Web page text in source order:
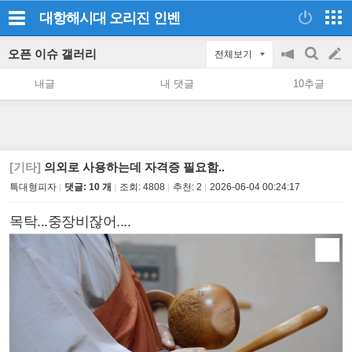
대항해시대 오리진 인벤
오픈 이슈 갤러리 전체보기
공
지
on/off
검
색
글
쓰
내글 내 댓글 10추글
[기타] 의외로 사용하는데 자격증 필요함..
특대형피자 댓글: 10 개 조회: 4808 추천: 2 2026-06-04 00:24:17
목탁...중장비잖어....